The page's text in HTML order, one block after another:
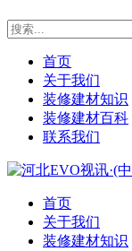
首页
关于我们
装修建材知识
装修建材百科
联系我们
首页
关于我们
装修建材知识